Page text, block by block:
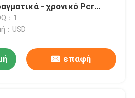
- χρονικό Pcr
ανάλυσης
：1
：USD
επαφή